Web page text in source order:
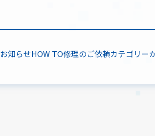
お知らせHOW TO修理のご依頼カテゴリー